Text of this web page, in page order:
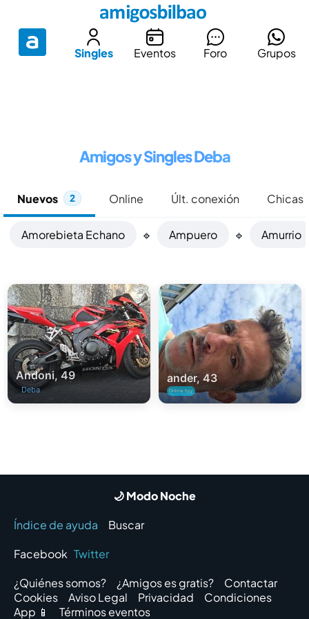
Singles Eventos Foro Grupos
Amigos y Singles Deba
Nuevos 2 Online Últ. conexión Chicas
Amorebieta Echano 🔹 Ampuero 🔹 Amurrio
Andoni, 49
Deba
ander, 43
Online hoy
🌙 Modo Noche
Índice de ayuda
Buscar
Facebook Twitter
¿Quiénes somos?
¿Amigos es gratis?
Contactar
Cookies
Aviso Legal Privacidad
Condiciones
App 📱
Términos eventos